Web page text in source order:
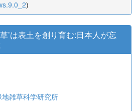
)
草’は表土を創り育む:日本人が忘
雑草科学研究所